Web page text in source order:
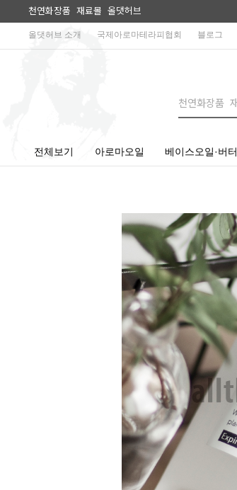
천연화장품 재료몰 올댓허브
올댓허브 소개 국제아로마테라피협회 블로그
전체보기 아로마오일 베이스오일·버터